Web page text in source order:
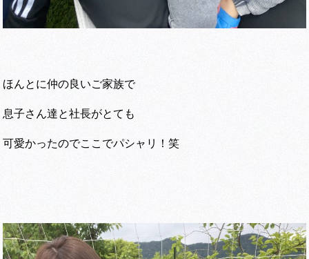
ほんとに仲の良いご家族で
息子さん達と社長がとても
可愛かったのでここでパシャリ！笑